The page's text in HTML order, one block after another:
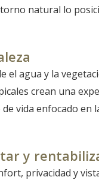
natural lo
el agua y la
crean una
vida enfocado en
y
privacidad y